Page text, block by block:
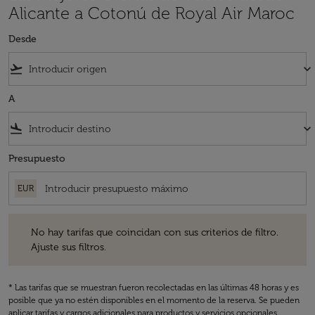
Alicante a Cotonú de Royal Air Maroc
Desde
flight_takeoff keyboard_arrow_down
A
flight_land keyboard_arrow_down
Presupuesto
EUR
No hay tarifas que coincidan con sus criterios de filtro.
Ajuste sus filtros.
* Las tarifas que se muestran fueron recolectadas en las últimas 48 horas y es
posible que ya no estén disponibles en el momento de la reserva. Se pueden
aplicar tarifas y cargos adicionales para productos y servicios opcionales.